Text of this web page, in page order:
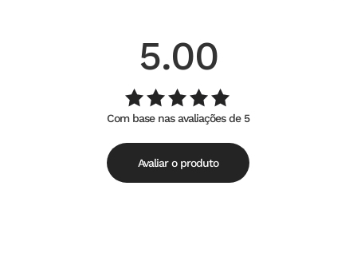
5.00
Avaliação
5.00de
5
Com base nas avaliações de 5
Avaliar o produto